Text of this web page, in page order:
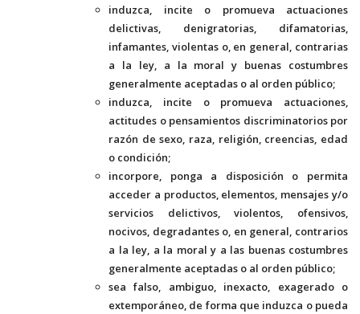
induzca, incite o promueva actuaciones
delictivas, denigratorias, difamatorias,
infamantes, violentas o, en general, contrarias
a la ley, a la moral y buenas costumbres
generalmente aceptadas o al orden público;
induzca, incite o promueva actuaciones,
actitudes o pensamientos discriminatorios por
razón de sexo, raza, religión, creencias, edad
o condición;
incorpore, ponga a disposición o permita
acceder a productos, elementos, mensajes y/o
servicios delictivos, violentos, ofensivos,
nocivos, degradantes o, en general, contrarios
a la ley, a la moral y a las buenas costumbres
generalmente aceptadas o al orden público;
sea falso, ambiguo, inexacto, exagerado o
extemporáneo, de forma que induzca o pueda